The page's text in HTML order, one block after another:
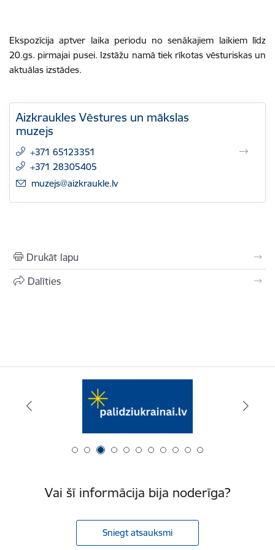
Ekspozīcija aptver laika periodu no senākajiem laikiem līdz
20.gs. pirmajai pusei. Izstāžu namā tiek rīkotas vēsturiskas un
aktuālas izstādes.
Aizkraukles Vēstures un mākslas
muzejs
+371 65123351
+371 28305405
E-pasts:
muzejs@aizkraukle.lv
Drukāt lapu
Dalīties
Vai šī informācija bija noderīga?
Sniegt atsauksmi